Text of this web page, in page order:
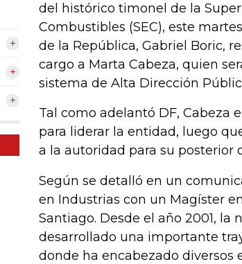
del histórico timonel de la
Combustibles (SEC), este
de la República, Gabriel Boric,
cargo a Marta Cabeza, quien
sistema de Alta Dirección
Tal como adelantó DF, Cabeza
para liderar la entidad, luego
a la autoridad para su posterior
Según se detalló en un
en Industrias con un Magíster
Santiago. Desde el año 2001,
desarrollado una importante
donde ha encabezado diversos